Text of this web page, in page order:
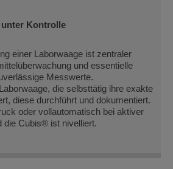
unter Kontrolle
einer Laborwaage ist zentraler
und essentielle
Messwerte.
die selbsttätig ihre exakte
diese durchführt und dokumentiert.
oder vollautomatisch bei aktiver
die Cubis® ist nivelliert.